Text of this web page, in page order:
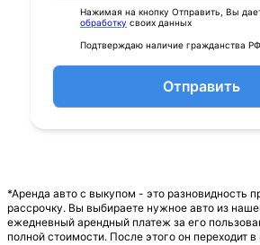
Нажимая на кнопку Отправить, Вы
обработку своих данных
Подтверждаю наличие гражданства РФ
Отправить
*Аренда авто с выкупом - это разновидность
рассрочку. Вы выбираете нужное авто из
ежедневный арендный платеж за его
полной стоимости. После этого он переходит